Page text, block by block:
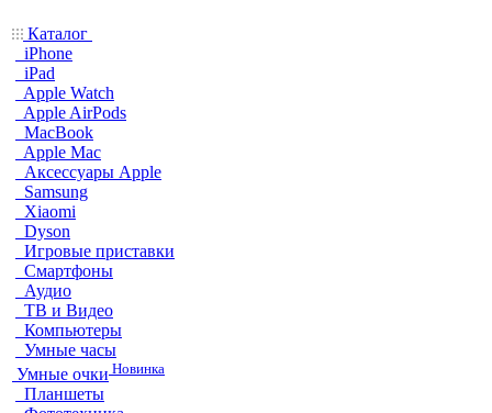
Каталог
iPhone
iPad
Apple Watch
Apple AirPods
MacBook
Apple Mac
Аксессуары Apple
Samsung
Xiaomi
Dyson
Игровые приставки
Смартфоны
Аудио
ТВ и Видео
Компьютеры
Умные часы
Умные очки Новинка
Планшеты